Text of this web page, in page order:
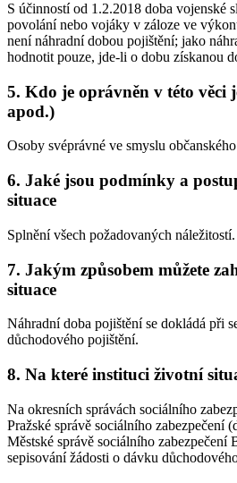
S účinností od 1.2.2018 doba vojenské
povolání nebo vojáky v záloze ve
není náhradní dobou pojištění; jako
hodnotit pouze, jde-li o dobu získanou
5. Kdo je oprávněn v této věci
apod.)
Osoby svéprávné ve smyslu
6. Jaké jsou podmínky a
situace
Splnění všech požadovaných náležitostí.
7. Jakým způsobem můžete
situace
Náhradní doba pojištění se dokládá při
důchodového pojištění.
8. Na které instituci životní
Na okresních správách sociálního
Pražské správě sociálního zabezpečení
Městské správě sociálního
sepisování žádosti o dávku